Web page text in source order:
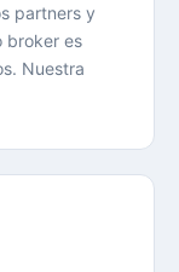
partners y
broker es
Nuestra